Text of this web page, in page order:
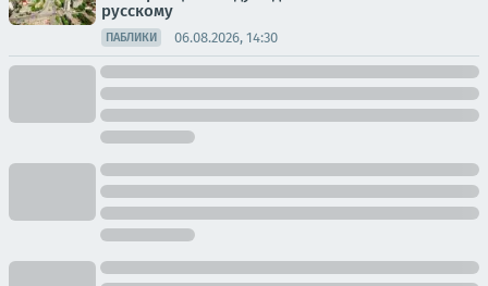
русскому
ПАБЛИКИ 06.08.2026, 14:30